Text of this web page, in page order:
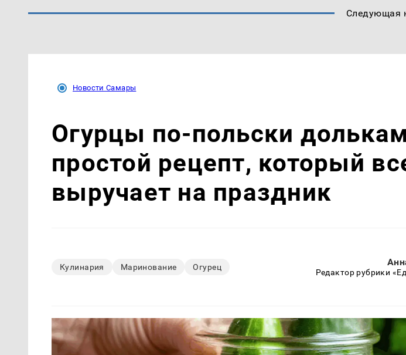
Следующая
Новости Самары
Огурцы по‑польски
простой рецепт, который
выручает на праздник
Кулинария Маринование Огурец
Редактор рубрики